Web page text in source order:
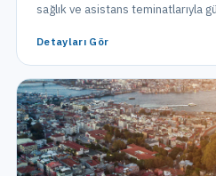
sağlık ve asistans teminatlarıyla
Detayları Gör